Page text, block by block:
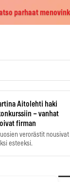
parhaat
Aitolehti haki
– vanhat
firman
verorästit nousivat
esteeksi.